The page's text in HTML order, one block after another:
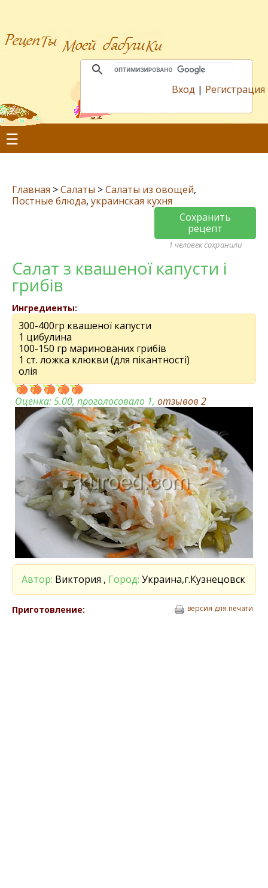
Вход | Регистрация
☰
Главная >Салаты >Салаты из овощей,
Постные блюда, украинская кухня
Сохранить
рецепт
1 человек сохранили
Салат з квашеної капусти і
грибів
Ингредиенты:
300-400гр квашеної капусти
1 цибулина
100-150 гр маринованих грибів
1 ст. ложка клюкви (для пікантності)
олія
Оценка:5.00, проголосовало 1, отзывов 2
Автор: Виктория , Город: Украина,г.Кузнецовск
Приготовление: версия для печати